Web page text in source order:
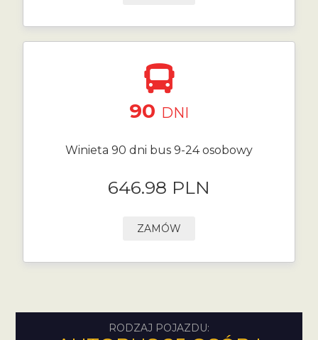
90 DNI
Winieta 90 dni bus 9-24 osobowy
646.98 PLN
ZAMÓW
RODZAJ POJAZDU: